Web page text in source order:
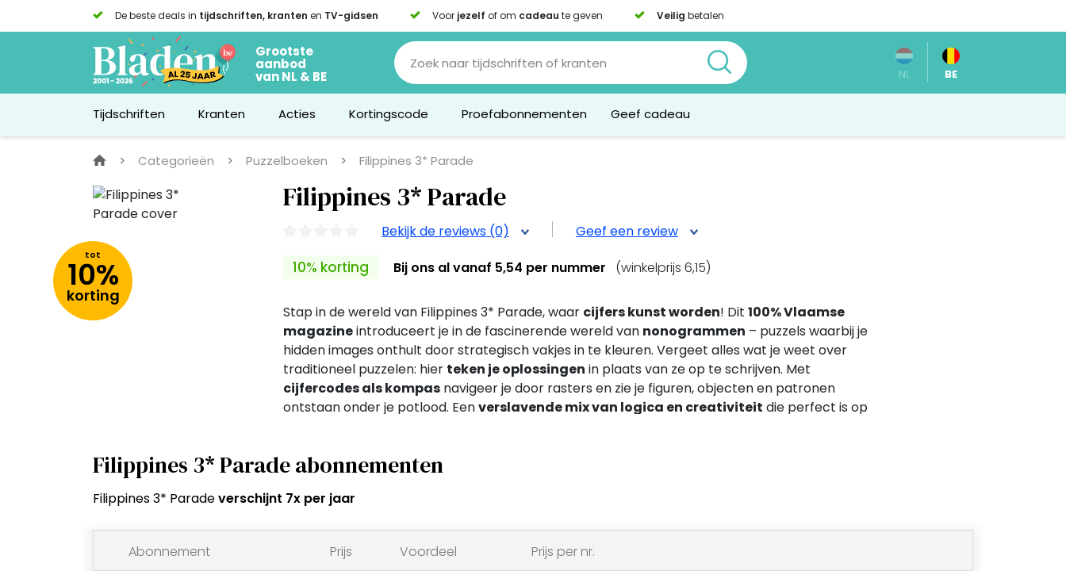
De beste deals in tijdschriften, kranten en TV-gidsen Voor jezelf of om cadeau te geven Veilig betalen
Grootste
aanbod
van NL & BE NL BE
Tijdschriften Kranten Acties Kortingscode Proefabonnementen Geef cadeau
Categorieën Puzzelboeken Filippines 3* Parade
tot
10%
korting
Filippines 3* Parade
Bekijk de reviews (0) Geef een review
10% korting Bij ons alvanaf 5,54 per nummer (winkelprijs 6,15)
Stap in de wereld van Filippines 3* Parade, waar cijfers kunst worden! Dit 100% Vlaamse
magazineintroduceert je in de fascinerende wereld van nonogrammen – puzzels waarbij je
hidden images onthult door strategisch vakjes in te kleuren. Vergeet alles wat je weet over
traditioneel puzzelen: hier teken je oplossingen in plaats van ze op te schrijven. Met
cijfercodes als kompas navigeer je door rasters en zie je figuren, objecten en patronen
ontstaan onder je potlood. Eenverslavende mix van logica en creativiteit die perfect is op
Filippines 3* Parade abonnementen
Filippines 3* Paradeverschijnt 7x per jaar
Abonnement Prijs Voordeel Prijs per nr.